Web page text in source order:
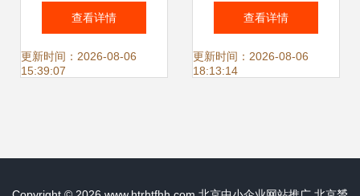
广，北京中小企业
如何做出好效果？
查看详情
更新时间：2026-08-06
15:39:07
业安全管理人员业
务能力培训精品课
查看详情
更新时间：2026-08-06
18:13:14